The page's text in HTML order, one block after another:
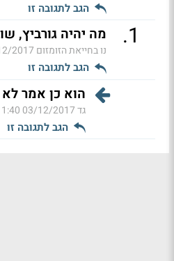
הגב לתגובה זו
1
. מה יהיה גורביץ,
נו בחייאת הזומזום 10:20
הגב לתגובה זו
הוא כן אמר לא
גד03/12/2017 11:40
הגב לתגובה זו